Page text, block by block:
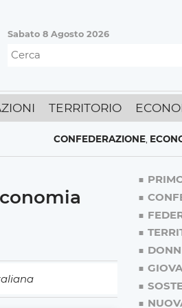
Sabato 8 Agosto 2026
TERRITORIO
CONFEDERAZIONE,ECONOMIA